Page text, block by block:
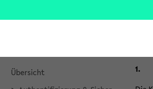
wechseln
Über­sicht
über­
und
zum
1.